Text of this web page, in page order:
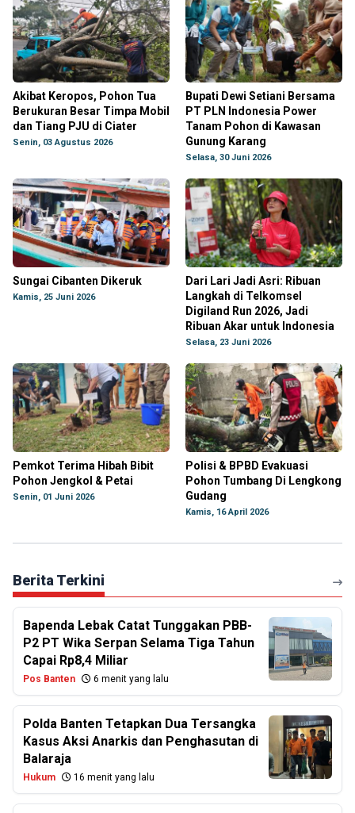
Akibat Keropos, Pohon Tua
Berukuran Besar Timpa Mobil
dan Tiang PJU di Ciater
Senin, 03 Agustus 2026
Bupati Dewi Setiani Bersama
PT PLN Indonesia Power
Tanam Pohon di Kawasan
Gunung Karang
Selasa, 30 Juni 2026
Sungai Cibanten Dikeruk
Kamis, 25 Juni 2026
Dari Lari Jadi Asri: Ribuan
Langkah di Telkomsel
Digiland Run 2026, Jadi
Ribuan Akar untuk Indonesia
Selasa, 23 Juni 2026
Pemkot Terima Hibah Bibit
Pohon Jengkol & Petai
Senin, 01 Juni 2026
Polisi & BPBD Evakuasi
Pohon Tumbang Di Lengkong
Gudang
Kamis, 16 April 2026
Berita Terkini
Bapenda Lebak Catat Tunggakan PBB-
P2 PT Wika Serpan Selama Tiga Tahun
Capai Rp8,4 Miliar
Pos Banten 6 menit yang lalu
Polda Banten Tetapkan Dua Tersangka
Kasus Aksi Anarkis dan Penghasutan di
Balaraja
Hukum 16 menit yang lalu